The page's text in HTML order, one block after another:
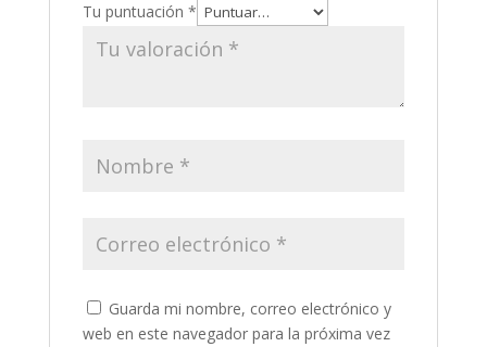
Tu puntuación *
Guarda mi nombre, correo electrónico y
web en este navegador para la próxima vez